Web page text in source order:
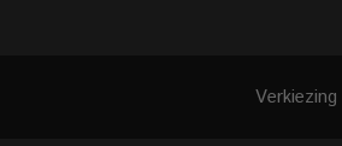
Verkiezing